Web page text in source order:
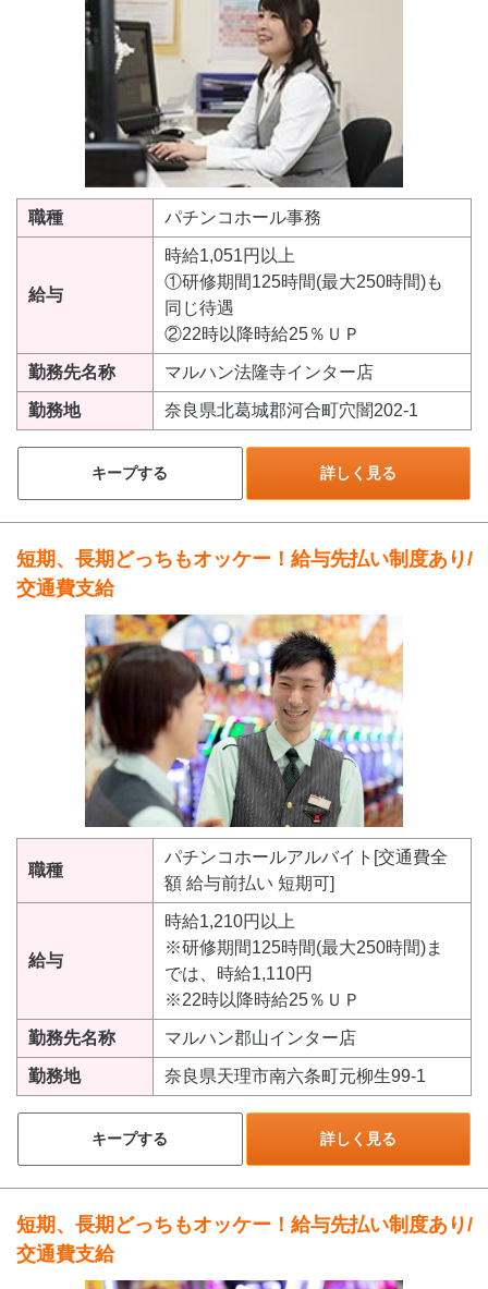
職種 パチンコホール事務
給与
時給1,051円以上
①研修期間125時間(最大250時間)も
同じ待遇
②22時以降時給25％ＵＰ
勤務先名称 マルハン法隆寺インター店
勤務地 奈良県北葛城郡河合町穴闇202-1
キープする 詳しく見る
短期、長期どっちもオッケー！給与先払い制度あり/
交通費支給
職種
パチンコホールアルバイト[交通費全
額 給与前払い 短期可]
給与
時給1,210円以上
※研修期間125時間(最大250時間)ま
では、時給1,110円
※22時以降時給25％ＵＰ
勤務先名称 マルハン郡山インター店
勤務地 奈良県天理市南六条町元柳生99-1
キープする 詳しく見る
短期、長期どっちもオッケー！給与先払い制度あり/
交通費支給